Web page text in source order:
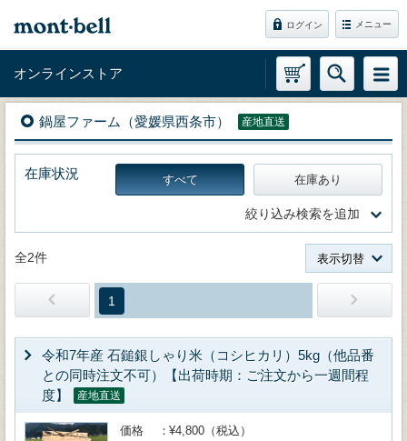
ログイン メニュー
オンラインストア
鍋屋ファーム（愛媛県西条市） 産地直送
在庫状況 すべて 在庫あり
絞り込み検索を追加
全2件 表示切替
1
令和7年産 石鎚銀しゃり米（コシヒカリ）5kg（他品番
との同時注文不可）【出荷時期：ご注文から一週間程
度】
産地直送
価格
¥4,800（税込）